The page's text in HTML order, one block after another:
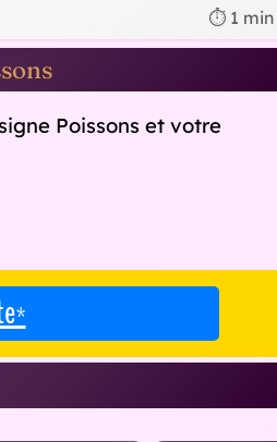
⏱️ 1 min
Poissons et votre